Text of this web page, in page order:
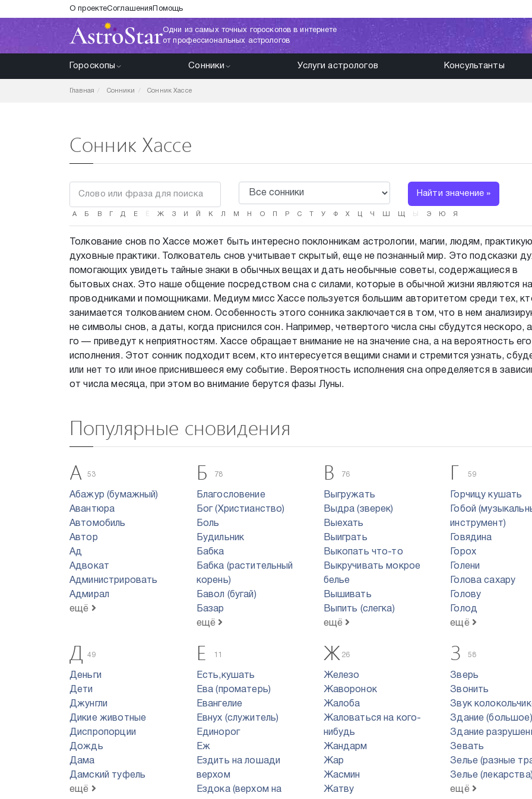
О проектеСоглашения Помощь
Одни из самых точных гороскопов в интернете
от профессиональных астрологов
Гороскопы Сонники Услуги астрологов Консультанты
Главная Сонники Сонник Хассе
Сонник Хассе
Найти значение »
А Б В Д Е Ё Ж З И Й К Л М Н О Р С У Ф Х Ц Ч Ш Щ Ы Э Ю Я
Толкование снов по Хассе может быть интересно поклонникам астрологии, магии, людям,
духовные практики. Толкователь снов учитывает скрытый, еще не познанный мир. Это подсказки
помогающих увидеть тайные знаки в обычных вещах и дать необычные советы, содержащиеся в
бытовых снах. Это наше общение посредством сна с силами, которые в обычной жизни являются
проводниками и помощниками. Медиум мисс Хассе пользуется большим авторитетом среди тех,
занимается толкованием сном. Особенность этого сонника заключается в том, что в нем
не символы снов, а даты, когда приснился сон. Например, четвертого числа сны сбудутся нескоро,
го — приведут к неприятностям. Хассе обращает внимание не на значение сна, а на вероятность его
исполнения. Этот сонник подходит всем, кто интересуется вещими снами и стремится узнать,
или нет то или иное приснившееся ему событие. Вероятность исполнения сна определяется в
от числа месяца, при этом во внимание берутся фазы Луны.
Популярные сновидения
А
53
Абажур (бумажный)
Авантюра
Автомобиль
Автор
Ад
Адвокат
Администрировать
Адмирал
ещё
Б 78
Благословение
Бог (Христианство)
Боль
Будильник
Бабка
Бабка (растительный
корень)
Бавол (бугай)
Базар
ещё
В 76
Выгружать
Выдра (зверек)
Выехать
Выиграть
Выкопать что-то
Выкручивать мокрое
белье
Вышивать
Выпить (слегка)
ещё
Г 59
Горчицу кушать
Гобой
инструмент)
Говядина
Горох
Голени
Голова сахару
Голову
Голод
ещё
Д 49
Деньги
Дети
Джунгли
Дикие животные
Диспропорции
Дождь
Дама
Дамский туфель
ещё
Е 11
Есть,кушать
Ева (проматерь)
Евангелие
Евнух (служитель)
Единорог
Еж
Ездить на лошади
верхом
Ездока (верхом на
Ж 26
Железо
Жаворонок
Жалоба
Жаловаться на кого-
нибудь
Жандарм
Жар
Жасмин
Жатву
З 58
Зверь
Звонить
Звук
Здание (большое)
Здание
Зевать
Зелье (разные
Зелье
ещё